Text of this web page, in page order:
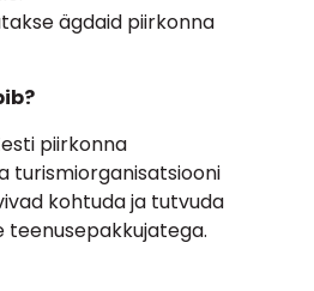
ägdaid piirkonna
piirkonna
turismiorganisatsiooni
kohtuda ja tutvuda